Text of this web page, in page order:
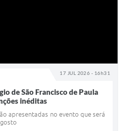
17 JUL 2026 - 16h31
de São Francisco de Paula
inéditas
apresentadas no evento que será